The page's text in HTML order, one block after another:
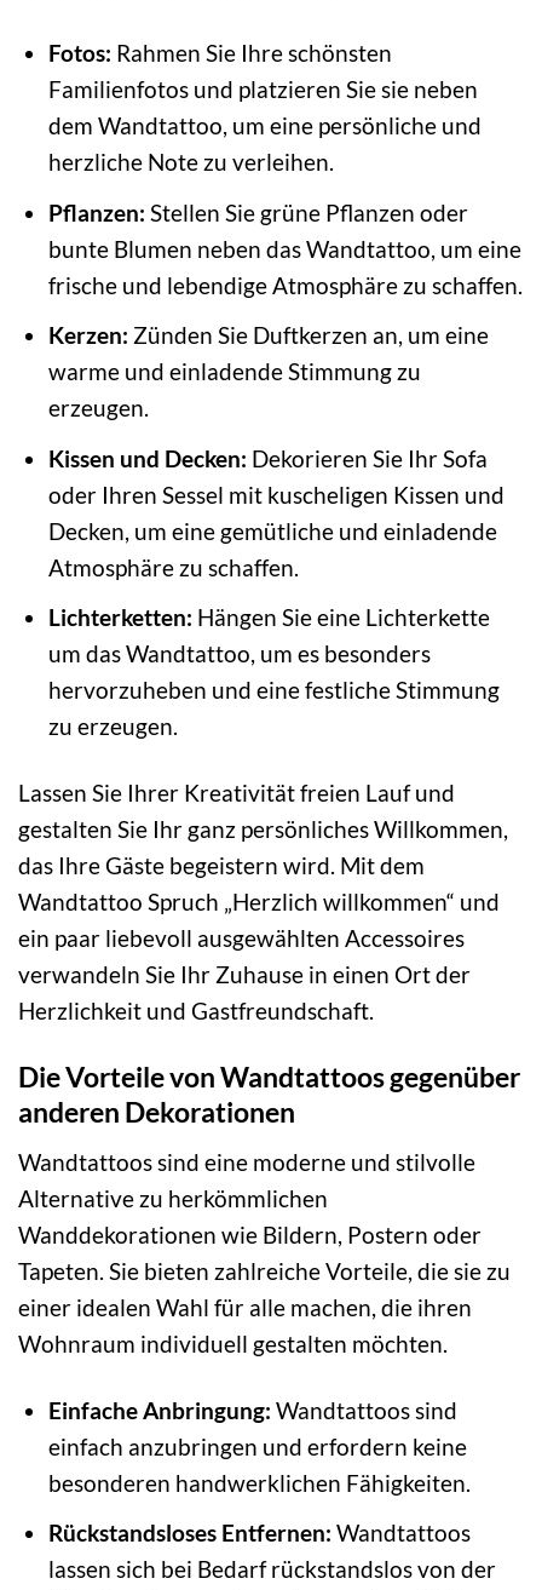
Fotos: Rahmen Sie Ihre schönsten
Familienfotos und platzieren Sie sie neben
dem Wandtattoo, um eine persönliche und
herzliche Note zu verleihen.
Pflanzen: Stellen Sie grüne Pflanzen oder
bunte Blumen neben das Wandtattoo, um eine
frische und lebendige Atmosphäre zu schaffen.
Kerzen: Zünden Sie Duftkerzen an, um eine
warme und einladende Stimmung zu
erzeugen.
Kissen und Decken: Dekorieren Sie Ihr Sofa
oder Ihren Sessel mit kuscheligen Kissen und
Decken, um eine gemütliche und einladende
Atmosphäre zu schaffen.
Lichterketten: Hängen Sie eine Lichterkette
um das Wandtattoo, um es besonders
hervorzuheben und eine festliche Stimmung
zu erzeugen.
Lassen Sie Ihrer Kreativität freien Lauf und
gestalten Sie Ihr ganz persönliches Willkommen,
das Ihre Gäste begeistern wird. Mit dem
Wandtattoo Spruch „Herzlich willkommen“ und
ein paar liebevoll ausgewählten Accessoires
verwandeln Sie Ihr Zuhause in einen Ort der
Herzlichkeit und Gastfreundschaft.
Die Vorteile von Wandtattoos gegenüber
anderen Dekorationen
Wandtattoos sind eine moderne und stilvolle
Alternative zu herkömmlichen
Wanddekorationen wie Bildern, Postern oder
Tapeten. Sie bieten zahlreiche Vorteile, die sie zu
einer idealen Wahl für alle machen, die ihren
Wohnraum individuell gestalten möchten.
Einfache Anbringung: Wandtattoos sind
einfach anzubringen und erfordern keine
besonderen handwerklichen Fähigkeiten.
Rückstandsloses Entfernen: Wandtattoos
lassen sich bei Bedarf rückstandslos von der